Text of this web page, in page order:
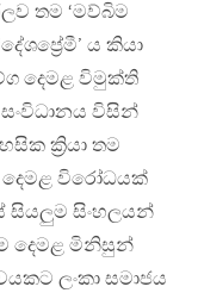
තම ‘මව්බිම
ය කියා
දෙමළ විමුක්ති
විසින්
ක්‍රියා තම
දෙමළ විරෝධයක්
සියලුම සිංහලයන්
දෙමළ මිනිසුන්
ලංකා සමාජය